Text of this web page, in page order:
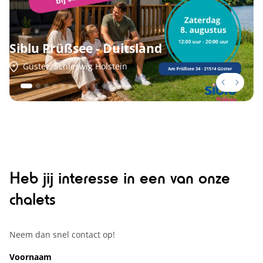
Siblu Prüßsee - Duitsland
Güster, Schleswig Holstein
Heb jij interesse in een van onze
chalets
Neem dan snel contact op!
Voornaam